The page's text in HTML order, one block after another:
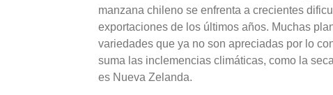
manzana chileno se enfrenta a crecientes
exportaciones de los últimos años. Muchas
variedades que ya no son apreciadas por lo
suma las inclemencias climáticas, como la
es Nueva Zelanda.